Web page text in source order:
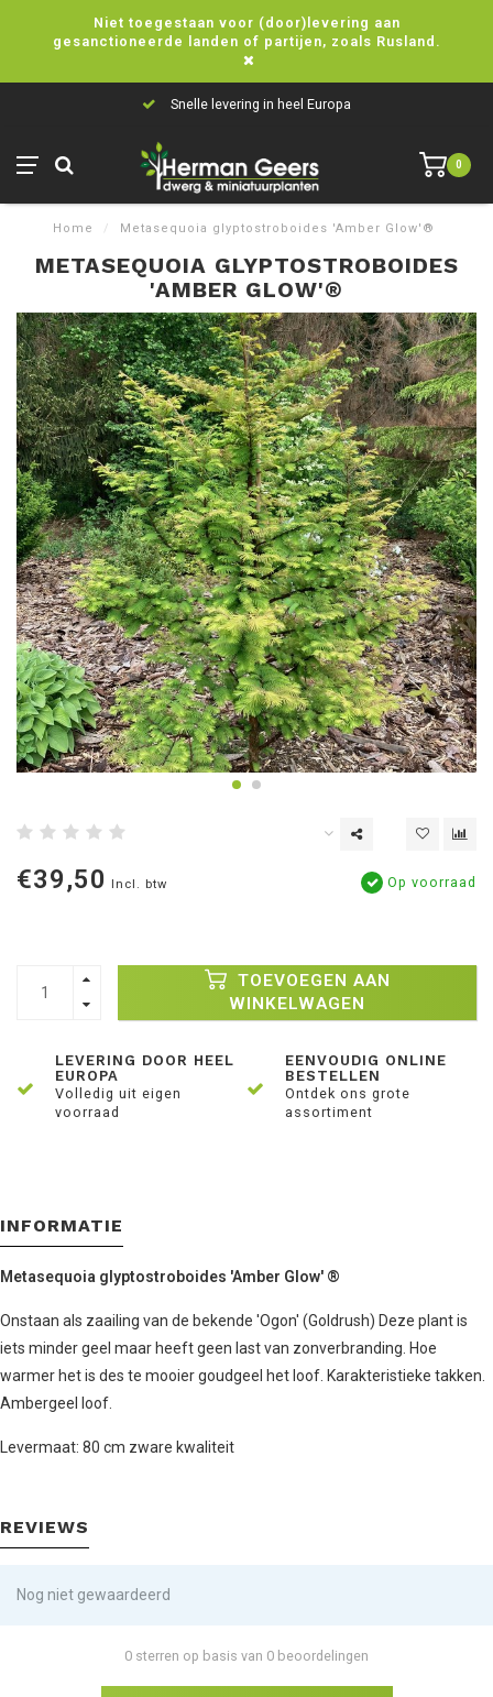
Niet toegestaan voor (door)levering aan
gesanctioneerde landen of partijen, zoals Rusland.
Snelle levering in heel Europa
0
Home / Metasequoia glyptostroboides 'Amber Glow'®
METASEQUOIA GLYPTOSTROBOIDES
'AMBER GLOW'®
€39,50 Incl. btw Op voorraad
TOEVOEGEN AAN
WINKELWAGEN
LEVERING DOOR HEEL
EUROPA
Volledig uit eigen
voorraad
EENVOUDIG ONLINE
BESTELLEN
Ontdek ons grote
assortiment
INFORMATIE
Metasequoia glyptostroboides 'Amber Glow' ®
Onstaan als zaailing van de bekende 'Ogon' (Goldrush) Deze plant is
iets minder geel maar heeft geen last van zonverbranding. Hoe
warmer het is des te mooier goudgeel het loof. Karakteristieke takken.
Ambergeel loof.
Levermaat: 80 cm zware kwaliteit
REVIEWS
Nog niet gewaardeerd
0 sterren op basis van 0 beoordelingen